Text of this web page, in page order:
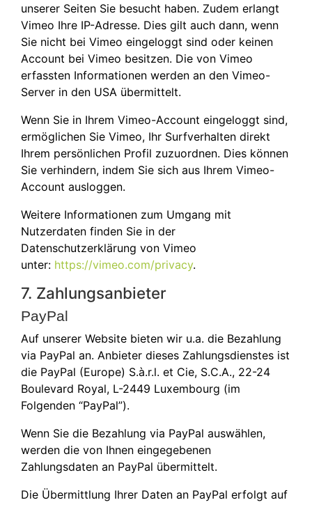
unserer Seiten Sie besucht haben. Zudem erlangt
Vimeo Ihre IP-Adresse. Dies gilt auch dann, wenn
Sie nicht bei Vimeo eingeloggt sind oder keinen
Account bei Vimeo besitzen. Die von Vimeo
erfassten Informationen werden an den Vimeo-
Server in den USA übermittelt.
Wenn Sie in Ihrem Vimeo-Account eingeloggt sind,
ermöglichen Sie Vimeo, Ihr Surfverhalten direkt
Ihrem persönlichen Profil zuzuordnen. Dies können
Sie verhindern, indem Sie sich aus Ihrem Vimeo-
Account ausloggen.
Weitere Informationen zum Umgang mit
Nutzerdaten finden Sie in der
Datenschutzerklärung von Vimeo
unter: https://vimeo.com/privacy.
7. Zahlungsanbieter
PayPal
Auf unserer Website bieten wir u.a. die Bezahlung
via PayPal an. Anbieter dieses Zahlungsdienstes ist
die PayPal (Europe) S.à.r.l. et Cie, S.C.A., 22-24
Boulevard Royal, L-2449 Luxembourg (im
Folgenden “PayPal”).
Wenn Sie die Bezahlung via PayPal auswählen,
werden die von Ihnen eingegebenen
Zahlungsdaten an PayPal übermittelt.
Die Übermittlung Ihrer Daten an PayPal erfolgt auf